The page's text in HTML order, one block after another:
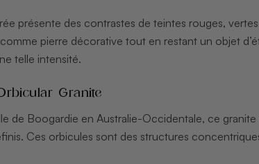
présente des contrastes de teintes rouges,
pierre décorative tout en restant un objet
telle intensité.
Granite
de Boogardie en Australie-Occidentale, ce granite
Ces orbicules sont des structures